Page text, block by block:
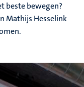
beste bewegen?
Mathijs Hesselink